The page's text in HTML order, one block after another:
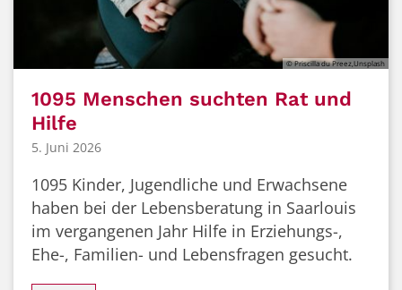
© Priscilla du Preez,Unsplash
1095 Menschen suchten Rat und
Hilfe
5. Juni 2026
1095 Kinder, Jugendliche und Erwachsene
haben bei der Lebensberatung in Saarlouis
im vergangenen Jahr Hilfe in Erziehungs-,
Ehe-, Familien- und Lebensfragen gesucht.